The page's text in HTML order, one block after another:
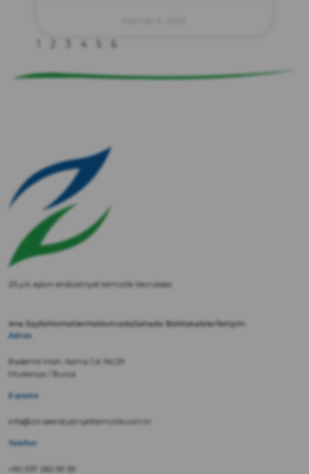
4
25 yılı aşkın endüstriyel temizlik tecrübesi
Ana SayfaHizmetlerHakkımızdaSahada BizMakaleler İletişim
Adres
Bademli Mah. Asma Cd. No:29
Mudanya / Bursa
E-posta
info@zirveendustriyeltemizlik.com.tr
Telefon
+90 537 260 59 59